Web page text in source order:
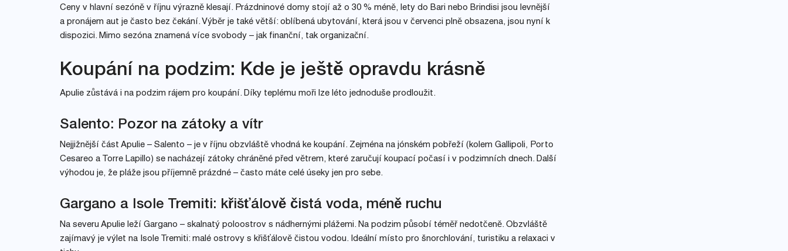
Ceny v hlavní sezóně v říjnu výrazně klesají. Prázdninové domy stojí až o 30 % méně, lety do Bari nebo Brindisi jsou levnější
a pronájem aut je často bez čekání. Výběr je také větší: oblíbená ubytování, která jsou v červenci plně obsazena, jsou nyní k
dispozici. Mimo sezóna znamená více svobody – jak finanční, tak organizační.
Koupání na podzim: Kde je ještě opravdu krásně
Apulie zůstává i na podzim rájem pro koupání. Díky teplému moři lze léto jednoduše prodloužit.
Salento: Pozor na zátoky a vítr
Nejjižnější část Apulie – Salento – je v říjnu obzvláště vhodná ke koupání. Zejména na jónském pobřeží (kolem Gallipoli, Porto
Cesareo a Torre Lapillo) se nacházejí zátoky chráněné před větrem, které zaručují koupací počasí i v podzimních dnech. Další
výhodou je, že pláže jsou příjemně prázdné – často máte celé úseky jen pro sebe.
Gargano a Isole Tremiti: křišťálově čistá voda, méně ruchu
Na severu Apulie leží Gargano – skalnatý poloostrov s nádhernými plážemi. Na podzim působí téměř nedotčeně. Obzvláště
zajímavý je výlet na Isole Tremiti: malé ostrovy s křišťálově čistou vodou. Ideální místo pro šnorchlování, turistiku a relaxaci v